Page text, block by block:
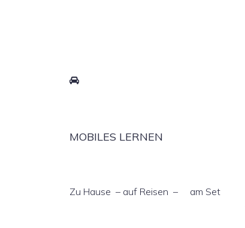
MOBILES LERNEN
Zu Hause – auf Reisen – am Set